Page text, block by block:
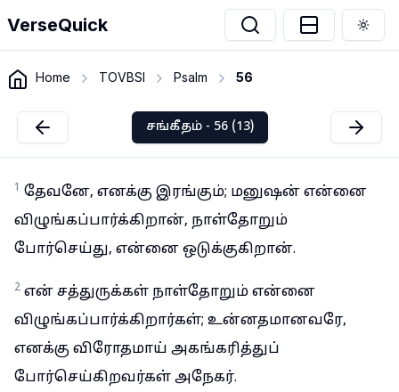
VerseQuick
Home TOVBSI Psalm 56
சங்கீதம் - 56 (13)
1 தேவனே, எனக்கு இரங்கும்; மனுஷன் என்னை
விழுங்கப்பார்க்கிறான், நாள்தோறும்
போர்செய்து, என்னை ஒடுக்குகிறான்.
2 என் சத்துருக்கள் நாள்தோறும் என்னை
விழுங்கப்பார்க்கிறார்கள்; உன்னதமானவரே,
எனக்கு விரோதமாய் அகங்கரித்துப்
போர்செய்கிறவர்கள் அநேகர்.